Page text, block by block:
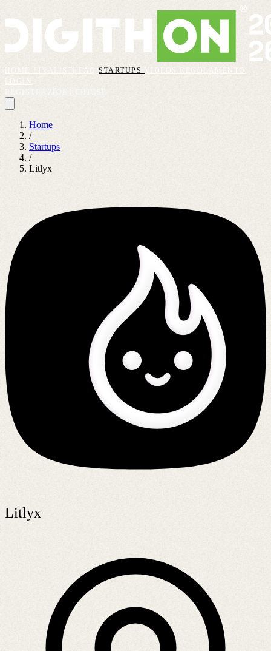
FAQSTARTUPS VIDEOS
REGOLAMENTO
Home
/
Startups
/
Litlyx
Litlyx